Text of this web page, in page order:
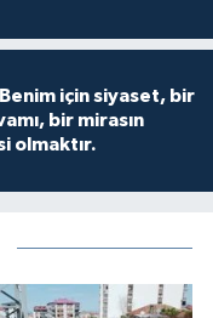
Benim için siyaset, bir
bir mirasın
olmaktır.